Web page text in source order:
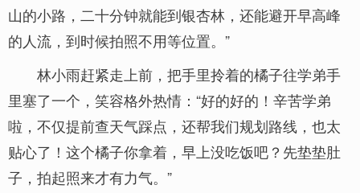
山的小路，二十分钟就能到银杏林，还能避开早高峰
的人流，到时候拍照不用等位置。”
林小雨赶紧走上前，把手里拎着的橘子往学弟手
里塞了一个，笑容格外热情：“好的好的！辛苦学弟
啦，不仅提前查天气踩点，还帮我们规划路线，也太
贴心了！这个橘子你拿着，早上没吃饭吧？先垫垫肚
子，拍起照来才有力气。”